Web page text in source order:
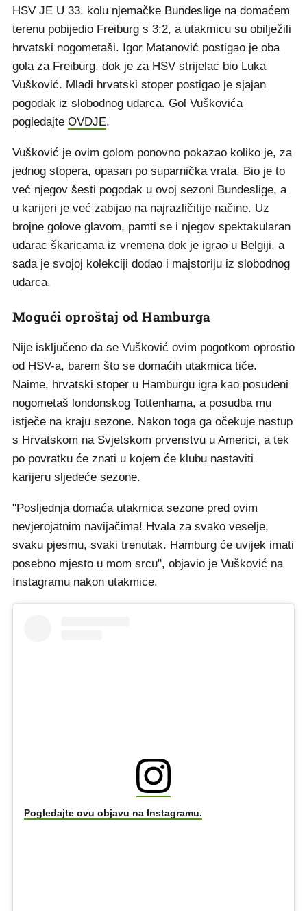
HSV JE U 33. kolu njemačke Bundeslige na domaćem
terenu pobijedio Freiburg s 3:2, a utakmicu su obilježili
hrvatski nogometaši. Igor Matanović postigao je oba
gola za Freiburg, dok je za HSV strijelac bio Luka
Vušković. Mladi hrvatski stoper postigao je sjajan
pogodak iz slobodnog udarca. Gol Vuškovića
pogledajte OVDJE.
Vušković je ovim golom ponovno pokazao koliko je, za
jednog stopera, opasan po suparnička vrata. Bio je to
već njegov šesti pogodak u ovoj sezoni Bundeslige, a
u karijeri je već zabijao na najrazličitije načine. Uz
brojne golove glavom, pamti se i njegov spektakularan
udarac škaricama iz vremena dok je igrao u Belgiji, a
sada je svojoj kolekciji dodao i majstoriju iz slobodnog
udarca.
Mogući oproštaj od Hamburga
Nije isključeno da se Vušković ovim pogotkom oprostio
od HSV-a, barem što se domaćih utakmica tiče.
Naime, hrvatski stoper u Hamburgu igra kao posuđeni
nogometaš londonskog Tottenhama, a posudba mu
istječe na kraju sezone. Nakon toga ga očekuje nastup
s Hrvatskom na Svjetskom prvenstvu u Americi, a tek
po povratku će znati u kojem će klubu nastaviti
karijeru sljedeće sezone.
"Posljednja domaća utakmica sezone pred ovim
nevjerojatnim navijačima! Hvala za svako veselje,
svaku pjesmu, svaki trenutak. Hamburg će uvijek imati
posebno mjesto u mom srcu", objavio je Vušković na
Instagramu nakon utakmice.
Pogledajte ovu objavu na Instagramu.